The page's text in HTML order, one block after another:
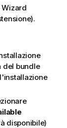
del bundle
disponibile)